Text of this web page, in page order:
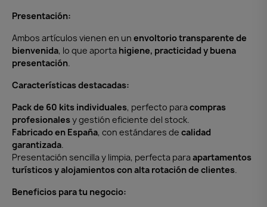
Presentación:
Ambos artículos vienen en un envoltorio transparente de
bienvenida, lo que aporta higiene, practicidad y buena
presentación.
Características destacadas:
Pack de 60 kits individuales, perfecto paracompras
profesionalesy gestión eficiente del stock.
Fabricado en España, con estándares de calidad
garantizada.
Presentación sencilla y limpia, perfecta paraapartamentos
turísticos y alojamientos con alta rotación de clientes.
Beneficios para tu negocio: